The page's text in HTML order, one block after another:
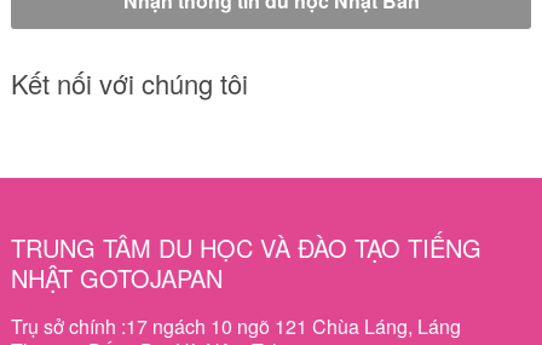
Kết nối với chúng tôi
TRUNG TÂM DU HỌC VÀ ĐÀO TẠO TIẾNG
NHẬT GOTOJAPAN
Trụ sở chính :17 ngách 10 ngõ 121 Chùa Láng, Láng